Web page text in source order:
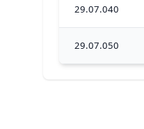
29.07.040
29.07.050